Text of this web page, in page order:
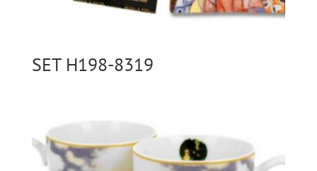
SET H198-8319